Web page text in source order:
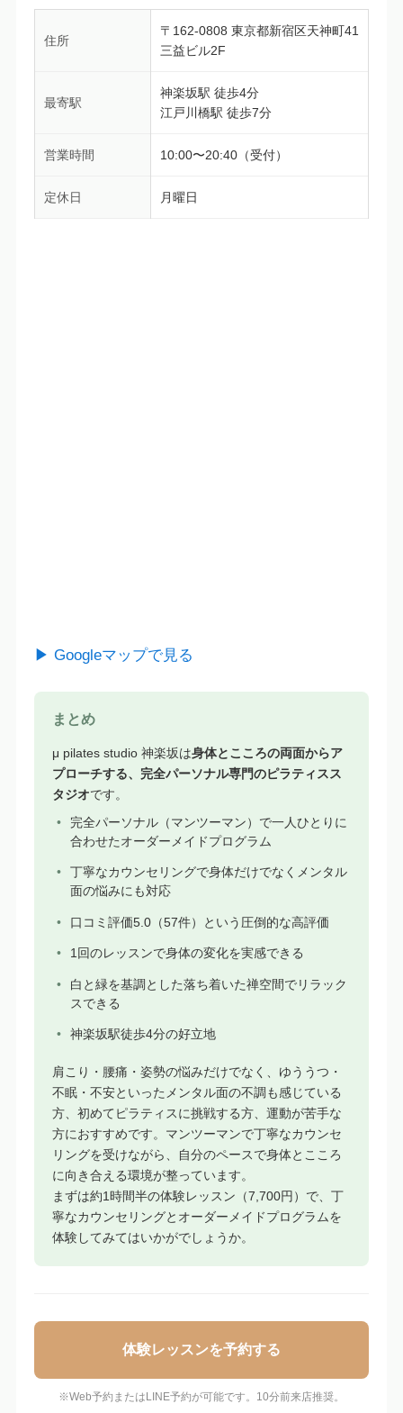
住所
〒162-0808 東京都新宿区天神町41
三益ビル2F
最寄駅
神楽坂駅 徒歩4分
江戸川橋駅 徒歩7分
営業時間 10:00〜20:40（受付）
定休日 月曜日
▶ Googleマップで見る
まとめ
μ pilates studio 神楽坂は身体とこころの両面からア
プローチする、完全パーソナル専門のピラティスス
タジオです。
完全パーソナル（マンツーマン）で一人ひとりに
合わせたオーダーメイドプログラム
丁寧なカウンセリングで身体だけでなくメンタル
面の悩みにも対応
口コミ評価5.0（57件）という圧倒的な高評価
1回のレッスンで身体の変化を実感できる
白と緑を基調とした落ち着いた禅空間でリラック
スできる
神楽坂駅徒歩4分の好立地
肩こり・腰痛・姿勢の悩みだけでなく、ゆううつ・
不眠・不安といったメンタル面の不調も感じている
方、初めてピラティスに挑戦する方、運動が苦手な
方におすすめです。マンツーマンで丁寧なカウンセ
リングを受けながら、自分のペースで身体とこころ
に向き合える環境が整っています。
まずは約1時間半の体験レッスン（7,700円）で、丁
寧なカウンセリングとオーダーメイドプログラムを
体験してみてはいかがでしょうか。
体験レッスンを予約する
※Web予約またはLINE予約が可能です。10分前来店推奨。